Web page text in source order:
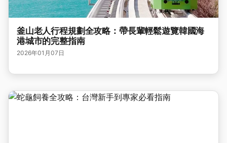
釜山老人行程規劃全攻略：帶長輩輕鬆遊覽韓國海
港城市的完整指南
2026年01月07日